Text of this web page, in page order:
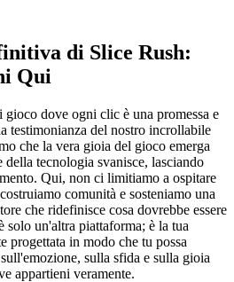
di Slice Rush:
Qui
dove ogni clic è una promessa e
testimonianza del nostro incrollabile
che la vera gioia del gioco emerga
tecnologia svanisce, lasciando
Qui, non ci limitiamo a ospitare
comunità e sosteniamo una
che ridefinisce cosa dovrebbe essere
un'altra piattaforma; è la tua
progettata in modo che tu possa
sulla sfida e sulla gioia
appartieni veramente.